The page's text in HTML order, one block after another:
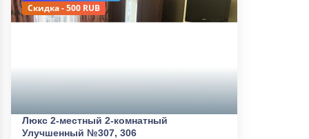
Скидка - 500 RUB
Люкс 2-местный 2-комнатный
Улучшенный №307, 306